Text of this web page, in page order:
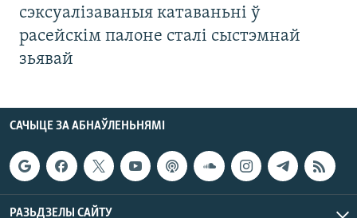
сэксуалізаваныя катаваньні ў
расейскім палоне сталі сыстэмнай
зьявай
САЧЫЦЕ ЗА АБНАЎЛЕНЬНЯМІ
РАЗЬДЗЕЛЫ САЙТУ